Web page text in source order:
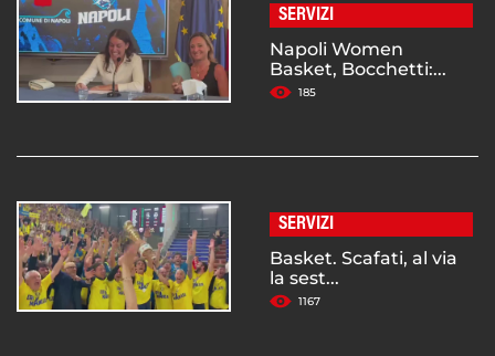
SERVIZI
Napoli Women
Basket, Bocchetti:...
185
SERVIZI
Basket. Scafati, al via
la sest...
1167